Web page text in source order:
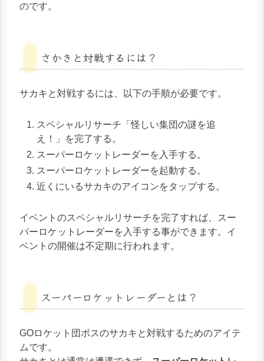
のです。
さかきと対戦するには？
サカキと対戦するには、以下の手順が必要です。
スペシャルリサーチ「怪しい集団の謎を追
え！」を完了する。
スーパーロケットレーダーを入手する。
スーパーロケットレーダーを起動する。
近くにいるサカキのアイコンをタップする。
イベントのスペシャルリサーチを完了すれば、スー
パーロケットレーダーを入手する事ができます。イ
ベントの開催は不定期に行われます。
スーパーロケットレーダーとは？
GOロケット団ボスのサカキと対戦するためのアイテ
ムです。